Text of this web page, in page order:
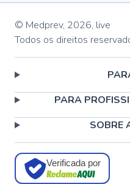
© Medprev, 2026, live
Todos os direitos
PARA
SOBRE
Verificada por